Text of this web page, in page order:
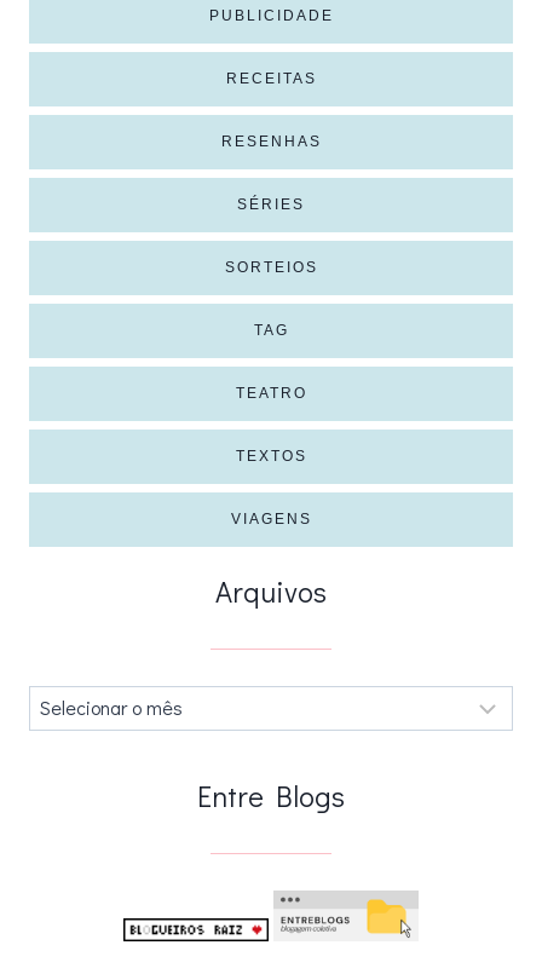
PUBLICIDADE
RECEITAS
RESENHAS
SÉRIES
SORTEIOS
TAG
TEATRO
TEXTOS
VIAGENS
Arquivos
Arquivos
Entre Blogs